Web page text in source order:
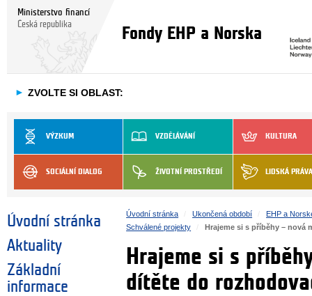
Ministerstvo financí
Česká republika
Fondy EHP a Norska
► ZVOLTE SI OBLAST:
VÝZKUM VZDĚLÁVÁNÍ KULTURA
SOCIÁLNÍ DIALOG ŽIVOTNÍ PROSTŘEDÍ LIDSKÁ PRÁVA
Úvodní stránka
Aktuality
Základní
informace
Úvodní stránka Ukončená období
EHP a
Schválené projekty
Hrajeme si s příběhy – nová
Hrajeme si s
dítěte do